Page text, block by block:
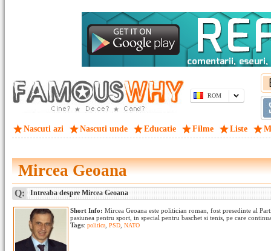
ROM
Nascuti azi Nascuti unde Educatie Filme Liste
Mircea Geoana
Q: Intreaba despre Mircea Geoana
Short Info: Mircea Geoana este politician roman, fost presedinte al
pasiunea pentru sport, in special pentru baschet si tenis, pe care
Tags: politica PSD NATO